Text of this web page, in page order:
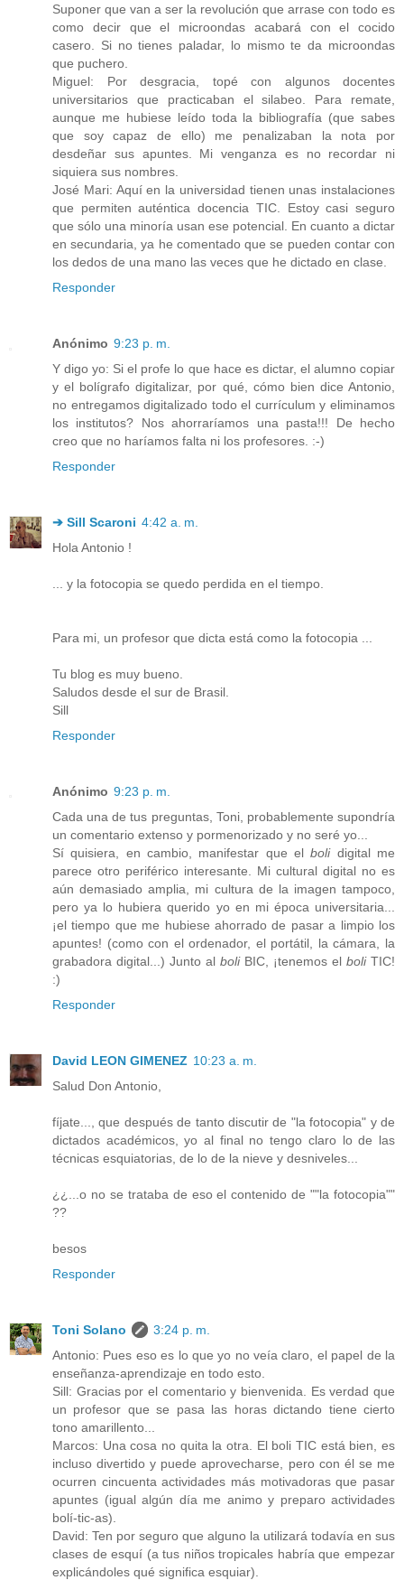
Suponer que van a ser la revolución que arrase con todo es
como decir que el microondas acabará con el cocido
casero. Si no tienes paladar, lo mismo te da microondas
que puchero.
Miguel: Por desgracia, topé con algunos docentes
universitarios que practicaban el silabeo. Para remate,
aunque me hubiese leído toda la bibliografía (que sabes
que soy capaz de ello) me penalizaban la nota por
desdeñar sus apuntes. Mi venganza es no recordar ni
siquiera sus nombres.
José Mari: Aquí en la universidad tienen unas instalaciones
que permiten auténtica docencia TIC. Estoy casi seguro
que sólo una minoría usan ese potencial. En cuanto a dictar
en secundaria, ya he comentado que se pueden contar con
los dedos de una mano las veces que he dictado en clase.
Responder
Anónimo 9:23 p. m.
Y digo yo: Si el profe lo que hace es dictar, el alumno copiar
y el bolígrafo digitalizar, por qué, cómo bien dice Antonio,
no entregamos digitalizado todo el currículum y eliminamos
los institutos? Nos ahorraríamos una pasta!!! De hecho
creo que no haríamos falta ni los profesores. :-)
Responder
➔ Sill Scaroni 4:42 a. m.
Hola Antonio !
... y la fotocopia se quedo perdida en el tiempo.
Para mi, un profesor que dicta está como la fotocopia ...
Tu blog es muy bueno.
Saludos desde el sur de Brasil.
Sill
Responder
Anónimo 9:23 p. m.
Cada una de tus preguntas, Toni, probablemente supondría
un comentario extenso y pormenorizado y no seré yo...
Sí quisiera, en cambio, manifestar que elbolidigital me
parece otro periférico interesante. Mi cultural digital no es
aún demasiado amplia, mi cultura de la imagen tampoco,
pero ya lo hubiera querido yo en mi época universitaria...
¡el tiempo que me hubiese ahorrado de pasar a limpio los
apuntes! (como con el ordenador, el portátil, la cámara, la
grabadora digital...) Junto al boliBIC, ¡tenemos el boliTIC!
:)
Responder
David LEON GIMENEZ 10:23 a. m.
Salud Don Antonio,
fíjate..., que después de tanto discutir de "la fotocopia" y de
dictados académicos, yo al final no tengo claro lo de las
técnicas esquiatorias, de lo de la nieve y desniveles...
¿¿...o no se trataba de eso el contenido de ""la fotocopia""
??
besos
Responder
Toni Solano
3:24 p. m.
Antonio: Pues eso es lo que yo no veía claro, el papel de la
enseñanza-aprendizaje en todo esto.
Sill: Gracias por el comentario y bienvenida. Es verdad que
un profesor que se pasa las horas dictando tiene cierto
tono amarillento...
Marcos: Una cosa no quita la otra. El boli TIC está bien, es
incluso divertido y puede aprovecharse, pero con él se me
ocurren cincuenta actividades más motivadoras que pasar
apuntes (igual algún día me animo y preparo actividades
bolí-tic-as).
David: Ten por seguro que alguno la utilizará todavía en sus
clases de esquí (a tus niños tropicales habría que empezar
explicándoles qué significa esquiar).